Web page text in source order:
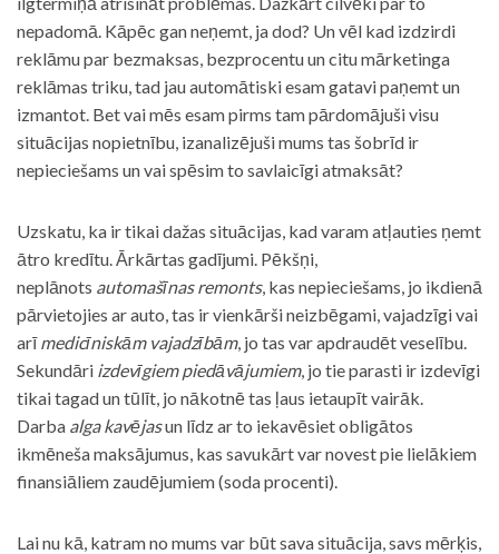
nepadomā. Kāpēc gan neņemt, ja dod? Un vēl kad izdzirdi
reklāmu par bezmaksas, bezprocentu un citu mārketinga
reklāmas triku, tad jau automātiski esam gatavi paņemt un
izmantot. Bet vai mēs esam pirms tam pārdomājuši visu
situācijas nopietnību, izanalizējuši mums tas šobrīd ir
nepieciešams un vai spēsim to savlaicīgi atmaksāt?
Uzskatu, ka ir tikai dažas situācijas, kad varam atļauties ņemt
ātro kredītu. Ārkārtas gadījumi. Pēkšņi,
neplānots automašīnas remonts, kas nepieciešams, jo ikdienā
pārvietojies ar auto, tas ir vienkārši neizbēgami, vajadzīgi vai
arīmedicīniskām vajadzībām, jo tas var apdraudēt veselību.
Sekundāri izdevīgiem piedāvājumiem, jo tie parasti ir izdevīgi
tikai tagad un tūlīt, jo nākotnē tas ļaus ietaupīt vairāk.
Darba alga kavējasun līdz ar to iekavēsiet obligātos
ikmēneša maksājumus, kas savukārt var novest pie lielākiem
finansiāliem zaudējumiem (soda procenti).
Lai nu kā, katram no mums var būt sava situācija, savs mērķis,